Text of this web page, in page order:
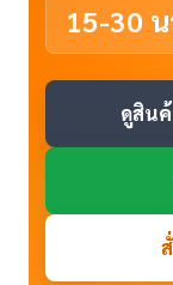
15-30
ดูสินค้